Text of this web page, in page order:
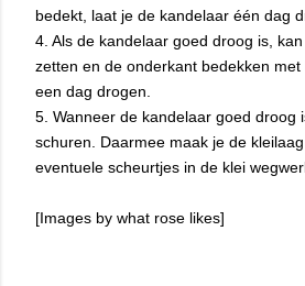
bedekt, laat je de kandelaar één dag
4. Als de kandelaar goed droog is,
zetten en de onderkant bedekken
een dag drogen.
5. Wanneer de kandelaar goed droog
schuren. Daarmee maak je de
eventuele scheurtjes in de klei
[Images by what rose likes]